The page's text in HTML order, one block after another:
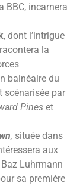
BBC, incarnera
, dont l’intrigue
la
balnéaire du
scénarisée par
Pines et
, située dans
aux
Luhrmann
sa première